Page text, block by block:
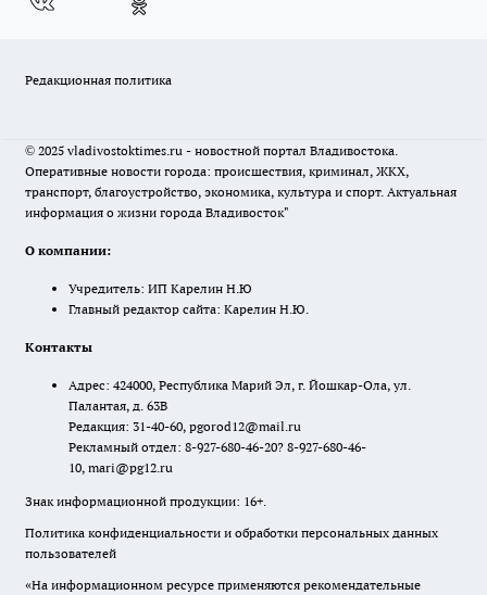
Редакционная политика
© 2025 vladivostoktimes.ru - новостной портал Владивостока.
Оперативные новости города: происшествия, криминал, ЖКХ,
транспорт, благоустройство, экономика, культура и спорт. Актуальная
информация о жизни города Владивосток"
О компании:
Учредитель: ИП Карелин Н.Ю
Главный редактор сайта: Карелин Н.Ю.
Контакты
Адрес: 424000, Республика Марий Эл, г. Йошкар-Ола, ул.
Палантая, д. 63В
Редакция: 31-40-60, pgorod12@mail.ru
Рекламный отдел: 8-927-680-46-20? 8-927-680-46-
10, mari@pg12.ru
Знак информационной продукции: 16+.
Политика конфиденциальности и обработки персональных данных
пользователей
«На информационном ресурсе применяются рекомендательные